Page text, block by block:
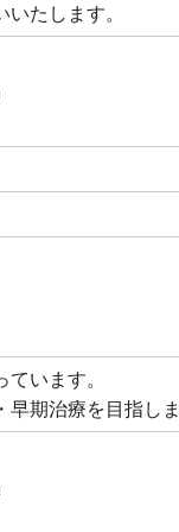
たします。
います。
早期治療を目指し